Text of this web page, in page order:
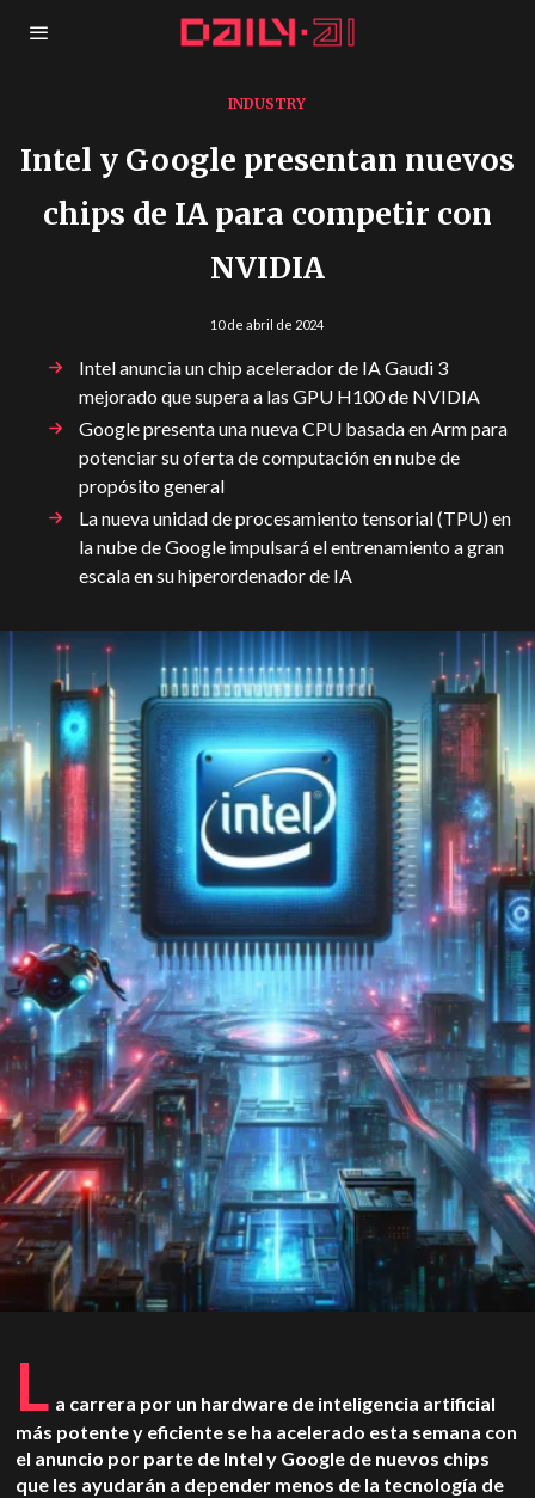
INDUSTRY
Intel y Google presentan nuevos
chips de IA para competir con
NVIDIA
10 de abril de 2024
Intel anuncia un chip acelerador de IA Gaudi 3
mejorado que supera a las GPU H100 de NVIDIA
Google presenta una nueva CPU basada en Arm para
potenciar su oferta de computación en nube de
propósito general
La nueva unidad de procesamiento tensorial (TPU) en
la nube de Google impulsará el entrenamiento a gran
escala en su hiperordenador de IA
L a carrera por un hardware de inteligencia artificial
más potente y eficiente se ha acelerado esta semana con
el anuncio por parte de Intel y Google de nuevos chips
que les ayudarán a depender menos de la tecnología de